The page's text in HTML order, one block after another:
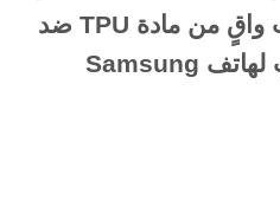
شفافة للصدمات, جراب واقٍ من مادة TPU ضد
الصدمات مع ظهر صلب لهاتف Samsung